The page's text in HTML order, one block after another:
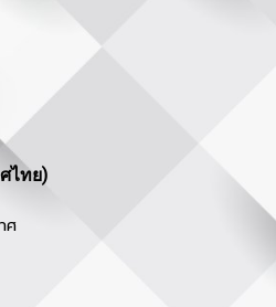
ไทย)
ศ